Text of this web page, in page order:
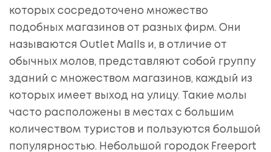
которых сосредоточено множество
подобных магазинов от разных фирм. Они
называются Outlet Malls и, в отличие от
обычных молов, представляют собой группу
зданий с множеством магазинов, каждый из
которых имеет выход на улицу. Такие молы
часто расположены в местах с большим
количеством туристов и пользуются большой
популярностью. Небольшой городок Freeport